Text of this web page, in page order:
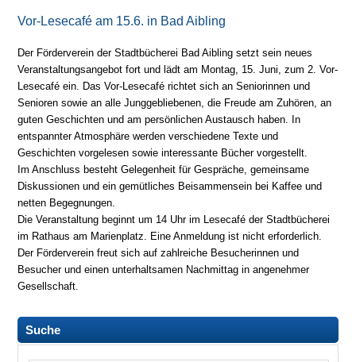
Vor-Lesecafé am 15.6. in Bad Aibling
Der Förderverein der Stadtbücherei Bad Aibling setzt sein neues
Veranstaltungsangebot fort und lädt am Montag, 15. Juni, zum 2. Vor-
Lesecafé ein. Das Vor-Lesecafé richtet sich an Seniorinnen und
Senioren sowie an alle Junggebliebenen, die Freude am Zuhören, an
guten Geschichten und am persönlichen Austausch haben. In
entspannter Atmosphäre werden verschiedene Texte und
Geschichten vorgelesen sowie interessante Bücher vorgestellt.
Im Anschluss besteht Gelegenheit für Gespräche, gemeinsame
Diskussionen und ein gemütliches Beisammensein bei Kaffee und
netten Begegnungen.
Die Veranstaltung beginnt um 14 Uhr im Lesecafé der Stadtbücherei
im Rathaus am Marienplatz. Eine Anmeldung ist nicht erforderlich.
Der Förderverein freut sich auf zahlreiche Besucherinnen und
Besucher und einen unterhaltsamen Nachmittag in angenehmer
Gesellschaft.
Suche